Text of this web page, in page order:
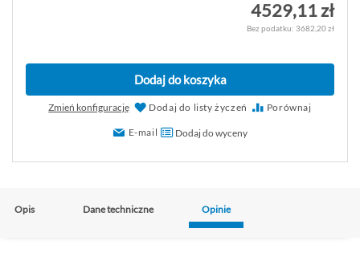
4529,11 zł
3682,20 zł
Dodaj do koszyka
Zmień konfigurację Dodaj do listy życzeń Porównaj
E-mail Dodaj do wyceny
Opis Dane techniczne Opinie